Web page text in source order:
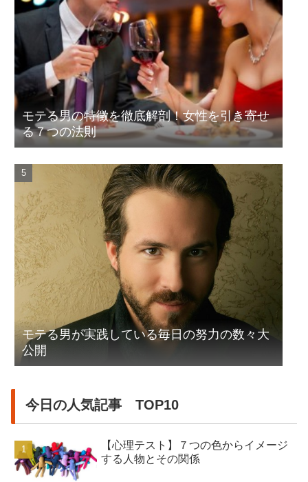
モテる男の特徴を徹底解剖！女性を引き寄せ
る７つの法則
モテる男が実践している毎日の努力の数々大
公開
今日の人気記事 TOP10
【心理テスト】７つの色からイメージ
する人物とその関係